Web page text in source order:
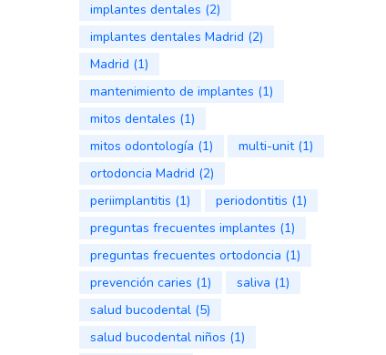
implantes dentales (2)
implantes dentales Madrid (2)
Madrid (1)
mantenimiento de implantes (1)
mitos dentales (1)
mitos odontología (1) multi-unit(1)
ortodoncia Madrid (2)
periimplantitis (1) periodontitis (1)
preguntas frecuentes implantes (1)
preguntas frecuentes ortodoncia (1)
prevención caries (1) saliva (1)
salud bucodental(5)
salud bucodental niños (1)